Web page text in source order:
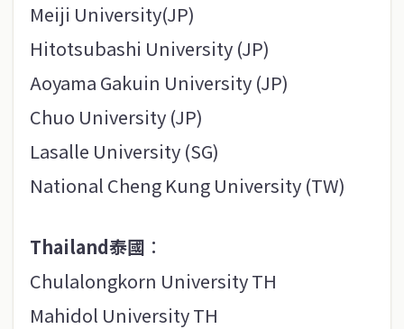
Meiji University(JP)
Hitotsubashi University (JP)
Aoyama Gakuin University (JP)
Chuo University (JP)
Lasalle University (SG)
National Cheng Kung University (TW)
Thailand泰國 ：
Chulalongkorn University TH
Mahidol University TH